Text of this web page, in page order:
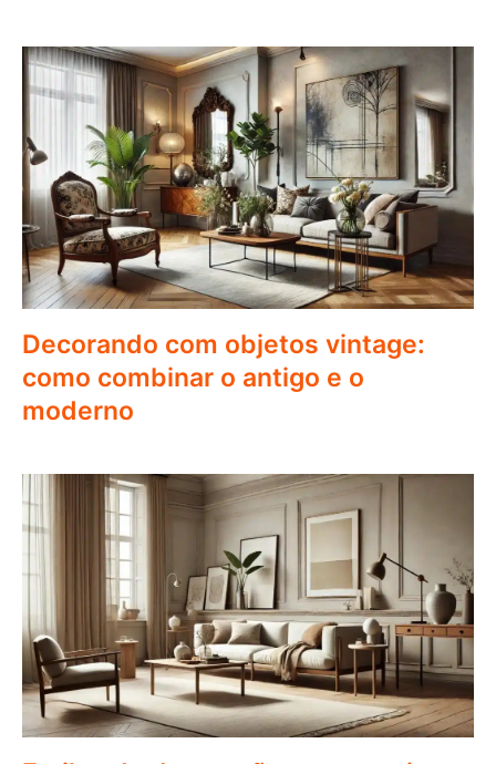
Decorando com objetos vintage:
como combinar o antigo e o
moderno